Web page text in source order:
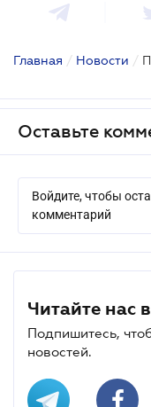
Главная / Новости /
Оставьте
Войдите, чтобы
комментарий
Читайте нас
Подпишитесь,
новостей.